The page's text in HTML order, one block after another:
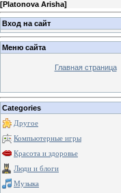
[Platonova Arisha]
Вход на сайт
Меню сайта
Главная страница
Categories
Другое
Компьютерные игры
Красота и здоровье
Люди и блоги
Музыка